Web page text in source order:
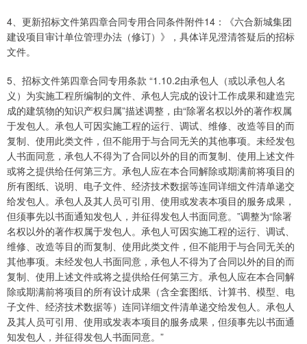
4、更新招标文件第四章合同专用合同条件附件14：《六合新城集团
建设项目审计单位管理办法（修订）》，具体详见澄清答疑后的招标
文件。
5、招标文件第四章合同专用条款 “1.10.2由承包人（或以承包人名
义）为实施工程所编制的文件、承包人完成的设计工作成果和建造完
成的建筑物的知识产权归属”描述调整，由“除署名权以外的著作权属
于发包人。承包人可因实施工程的运行、调试、维修、改造等目的而
复制、使用此类文件，但不能用于与合同无关的其他事项。未经发包
人书面同意，承包人不得为了合同以外的目的而复制、使用上述文件
或将之提供给任何第三方。承包人应在本合同解除或期满前将项目的
所有图纸、说明、电子文件、经济技术数据等连同详细文件清单递交
给发包人。承包人及其人员可引用、使用或发表本项目的服务成果，
但须事先以书面通知发包人，并征得发包人书面同意。”调整为“除署
名权以外的著作权属于发包人。承包人可因实施工程的运行、调试、
维修、改造等目的而复制、使用此类文件，但不能用于与合同无关的
其他事项。未经发包人书面同意，承包人不得为了合同以外的目的而
复制、使用上述文件或将之提供给任何第三方。承包人应在本合同解
除或期满前将项目的所有设计成果（含全套图纸、计算书、模型、电
子文件、经济技术数据等）连同详细文件清单递交给发包人。承包人
及其人员可引用、使用或发表本项目的服务成果，但须事先以书面通
知发包人，并征得发包人书面同意。”